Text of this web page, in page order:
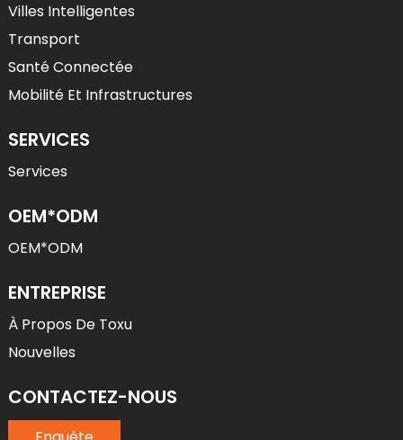
Villes Intelligentes
Transport
Santé Connectée
Mobilité Et Infrastructures
SERVICES
Services
OEM*ODM
OEM*ODM
ENTREPRISE
À Propos De Toxu
Nouvelles
CONTACTEZ-NOUS